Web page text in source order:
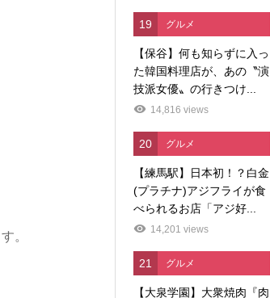
。
19 グルメ
【保谷】何も知らずに入っ
た韓国料理店が、あの〝演
技派女優〟の行きつけ...
14,816 views
20 グルメ
【練馬駅】日本初！？白金
(プラチナ)アジフライが食
べられるお店「アジ好...
14,201 views
21 グルメ
【大泉学園】大衆焼肉『肉